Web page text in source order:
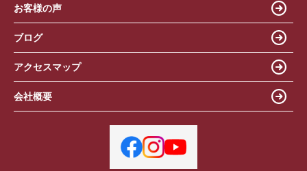
お客様の声
ブログ
アクセスマップ
会社概要